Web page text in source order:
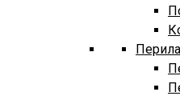
Перила